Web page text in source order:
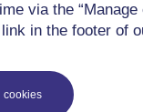
via the “Manage
in the footer of
cookies
dans la classe
vous
visant à
un